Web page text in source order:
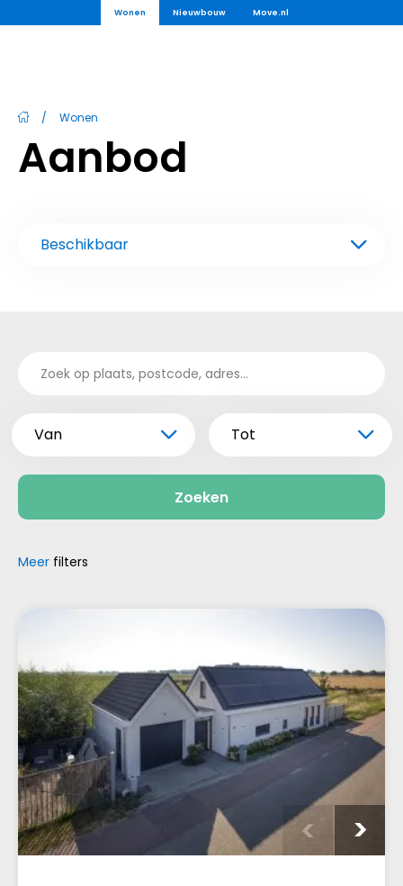
Wonen Nieuwbouw Move.nl
/ Wonen
Aanbod
Beschikbaar
Van Tot
Zoeken
Meer filters